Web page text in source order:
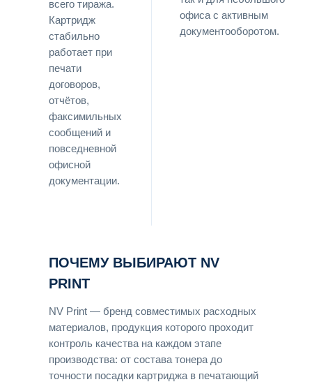
всего тиража.
Картридж
стабильно
работает при
печати
договоров,
отчётов,
факсимильных
сообщений и
повседневной
офисной
документации.
офиса с активным
документооборотом.
ПОЧЕМУ ВЫБИРАЮТ NV
PRINT
NV Print — бренд совместимых расходных
материалов, продукция которого проходит
контроль качества на каждом этапе
производства: от состава тонера до
точности посадки картриджа в печатающий